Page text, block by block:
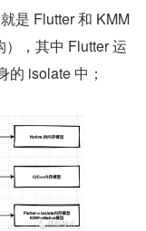
是 Flutter 和 KMM
），其中 Flutter 运
isolate 中；